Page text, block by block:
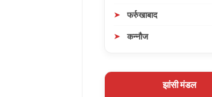
फर्रुखाबाद
कन्नौज
झांसी मंडल